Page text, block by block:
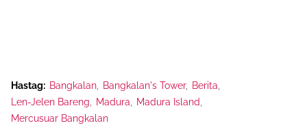
Hastag: Bangkalan Bangkalan's Tower
Berita
Len-Jelen Bareng
Madura
Madura Island
Mercusuar Bangkalan